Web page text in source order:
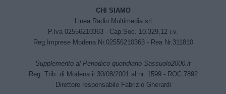
CHI SIAMO
Linea Radio Multimedia srl
P.Iva 02556210363 - Cap.Soc. 10.329,12 i.v.
Reg.Imprese Modena Nr.02556210363 - Rea Nr.311810
Supplemento al Periodico quotidiano Sassuolo2000.it
Reg. Trib. di Modena il 30/08/2001 al nr. 1599 - ROC 7892
Direttore responsabile Fabrizio Gherardi